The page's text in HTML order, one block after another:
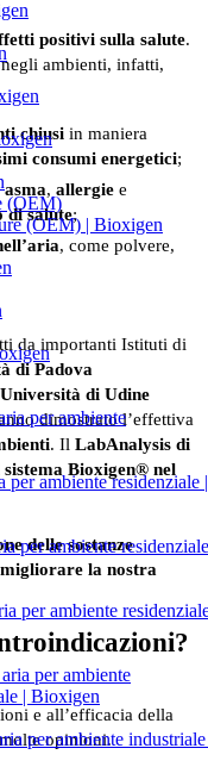
(OEM)
positivi sulla salute.
ambienti, infatti,
chiusi in maniera
consumi energetici;
asma, allergie e
di salute;
, come polvere,
da importanti Istituti di
di Padova
Università di Udine
dimostrato l’effettiva
. Il LabAnalysis di
Bioxigen® nel
delle sostanze
migliorare la nostra
e all’efficacia della
opinioni.